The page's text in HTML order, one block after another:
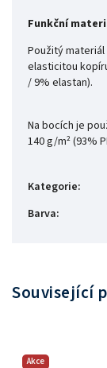
Funkční
Použitý materiál
elasticitou
/ 9% elastan).
Na bocích je
140g/m² (93%
Kategorie:
Barva:
Související
Akce